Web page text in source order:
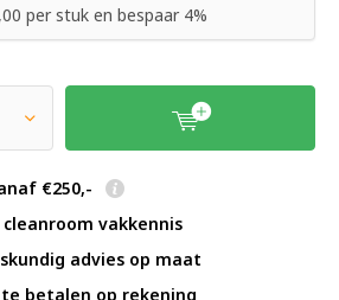
per stuk en bespaar 4%
€250,-
vakkennis
advies op maat
betalen op rekening